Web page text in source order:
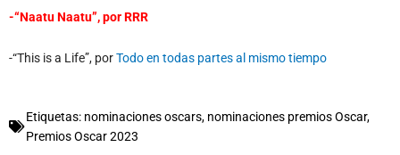
-“Naatu Naatu”, por RRR
-“This is a Life”, porTodo en todas partes al mismo tiempo
Etiquetas: nominaciones oscars, nominaciones premios Oscar,
Premios Oscar 2023